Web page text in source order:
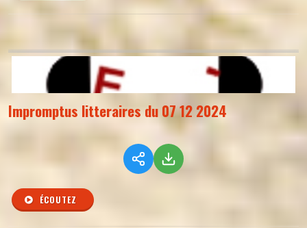
Impromptus litteraires du 07 12 2024
ÉCOUTEZ